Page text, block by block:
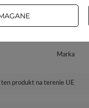
Cena sugerowana
Marka
produkt na terenie UE